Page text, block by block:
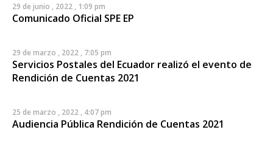
29 de junio , 2022 , 1:09 pm
Comunicado Oficial SPE EP
29 de marzo , 2022 , 7:05 pm
Servicios Postales del Ecuador realizó el evento de
Rendición de Cuentas 2021
25 de marzo , 2022 , 4:07 pm
Audiencia Pública Rendición de Cuentas 2021